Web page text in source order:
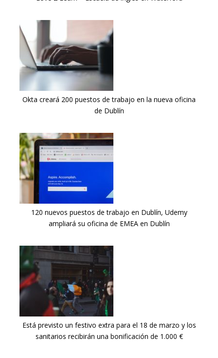
Okta creará 200 puestos de trabajo en la nueva oficina
de Dublín
120 nuevos puestos de trabajo en Dublín, Udemy
ampliará su oficina de EMEA en Dublín
Está previsto un festivo extra para el 18 de marzo y los
sanitarios recibirán una bonificación de 1.000 €